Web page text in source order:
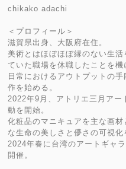
chikako adachi
＜プロフィール＞
滋賀県出身、大阪府在住。
美術とはほぼほぼ縁のない生
ていた職場を休職したことを機
日常におけるアウトプットの
作を始める。
2022年9月、アトリエ三月ア
動を開始。
化粧品のマニキュアを主な画
な生命の美しさと儚さの可視化
2024年春に台湾のアートギャ
開催。